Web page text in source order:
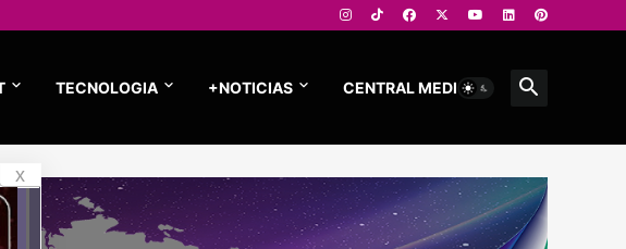
TECNOLOGIA +NOTICIAS CENTRAL MEDIOS
x